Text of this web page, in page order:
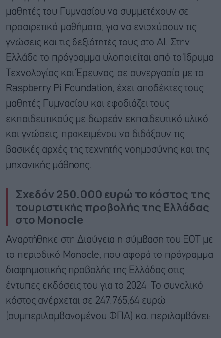
μαθητές του Γυμνασίου να συμμετέχουν σε
προαιρετικά μαθήματα, για να ενισχύσουν τις
γνώσεις και τις δεξιότητές τους στο ΑΙ. Στην
Ελλάδα το πρόγραμμα υλοποιείται από το Ίδρυμα
Τεχνολογίας και Έρευνας, σε συνεργασία με το
Raspberry Pi Foundation, έχει αποδέκτες τους
μαθητές Γυμνασίου και εφοδιάζει τους
εκπαιδευτικούς με δωρεάν εκπαιδευτικό υλικό
και γνώσεις, προκειμένου να διδάξουν τις
βασικές αρχές της τεχνητής νοημοσύνης και της
μηχανικής μάθησης.
Σχεδόν 250.000 ευρώ το κόστος της
τουριστικής προβολής της Ελλάδας
στο Monocle
Αναρτήθηκε στη Διαύγεια η σύμβαση του ΕΟΤ με
το περιοδικό Monocle, που αφορά το πρόγραμμα
διαφημιστικής προβολής της Ελλάδας στις
έντυπες εκδόσεις του για το 2024. Το συνολικό
κόστος ανέρχεται σε 247.765,64 ευρώ
(συμπεριλαμβανομένου ΦΠΑ) και περιλαμβάνει: